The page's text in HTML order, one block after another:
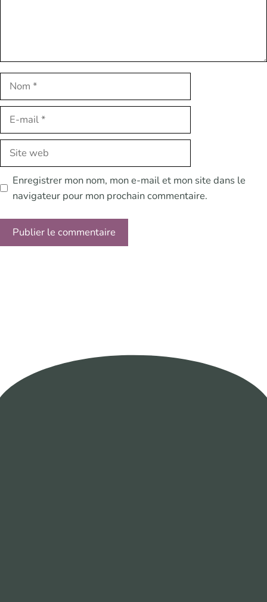
Nom
Site
Enregistrer mon nom, mon e-mail et mon site dans le
navigateur pour mon prochain commentaire.